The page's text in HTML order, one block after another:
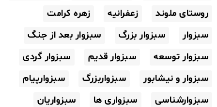
روستای ملوند زعفرانیه
زهره کرامت
سبزوار
سبزوار بزرگ
سبزوار بعد از جنگ
سبزوار توسعه
سبزوار قدیم
سبزوار گردی
سبزوار و نیشابور
سبزواربزرگ
سبزوارپیام
سبزوارشناسی
سبزواری ها
سبزواریان